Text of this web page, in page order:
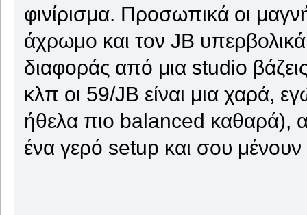
φινίρισμα. Προσωπικά οι
άχρωμο και τον JB
διαφοράς από μια studio
κλπ οι 59/JB είναι μια χαρά,
ήθελα πιο balanced καθαρά),
ένα γερό setup και σου μένουν